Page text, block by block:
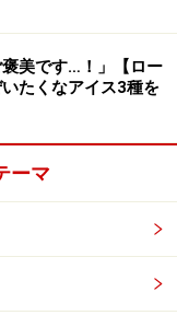
褒美です…！」【ロー
たくなアイス3種を
ーマ